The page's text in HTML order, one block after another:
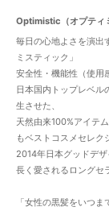
Optimistic（オプティ
毎日の心地よさを演出
ミスティック」
安全性・機能性（使用
日本国内トップレベル
生させた、
天然由来100%アイテ
もベストコスメセレク
2014年日本グッドデ
長く愛されるロングセ
「女性の黒髪をいつ